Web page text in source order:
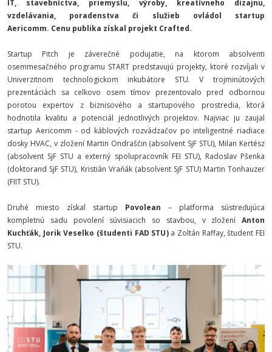
IT, stavebníctva, priemyslu, výroby, kreatívneho dizajnu,
vzdelávania, poradenstva či služieb ovládol
startup
Aericomm. Cenu publika získal projekt Crafted.
Startup Pitch je záverečné podujatie, na ktorom absolventi
osemmesačného programu START predstavujú projekty, ktoré rozvíjali v
Univerzitnom technologickom inkubátore STU. V trojminútových
prezentáciách sa celkovo osem tímov prezentovalo pred odbornou
porotou expertov z biznisového a startupového prostredia, ktorá
hodnotila kvalitu a potenciál jednotlivých projektov. Najviac ju zaujal
startup Aericomm - od káblových rozvádzačov po inteligentné riadiace
dosky HVAC, v zložení Martin Ondraščin (absolvent SjF STU), Milan Kertész
(absolvent SjF STU a externý spolupracovník FEI STU), Radoslav Pšenka
(doktorand SjF STU), Kristián Vraňák (absolvent SjF STU) Martin Tonhauzer
(FIIT STU).
Druhé miesto získal startup Povolean – platforma sústreďujúca
kompletnú sadu povolení súvisiacich so stavbou, v zložení Anton
Kuchťák, Jorik Veselko (študenti FAD STU)a Zoltán Raffay, študent FEI
STU.